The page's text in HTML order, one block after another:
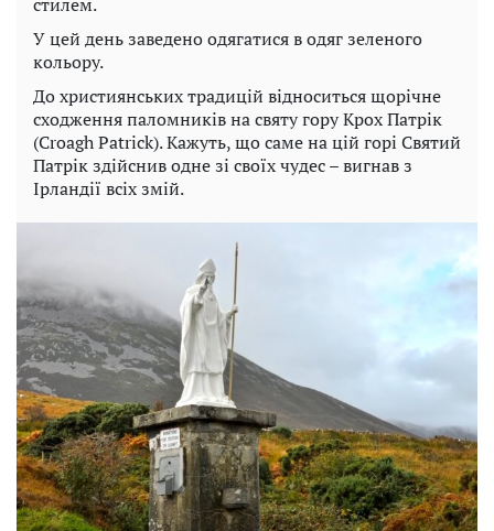
У цей день заведено одягатися в одяг зеленого
кольору.
До християнських традицій відноситься щорічне
сходження паломників на святу гору Крох Патрік
(Croagh Patrick). Кажуть, що саме на цій горі Святий
Патрік здійснив одне зі своїх чудес – вигнав з
Ірландії всіх змій.